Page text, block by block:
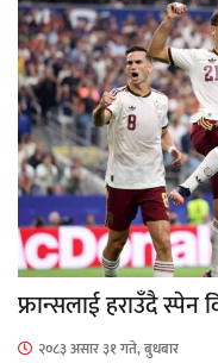
फ्रान्सलाई हराउँदै
२०८३ असार ३१ गते, बुधबार